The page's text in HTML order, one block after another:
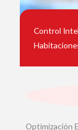
Control
Optimización